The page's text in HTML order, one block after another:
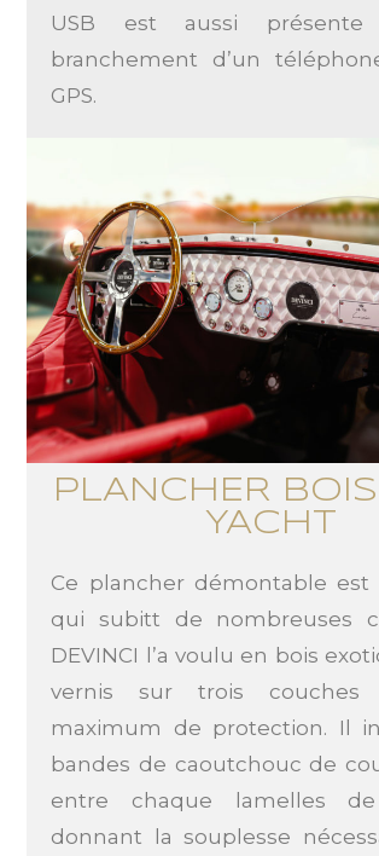
USB est aussi
branchement d’un
GPS.
PLANCHER
YACHt
Ce plancher démontable est
qui subitt de nombreuses
DEVINCI l’a voulu en bois
vernis sur trois
maximum de protection. Il
bandes de caoutchouc de
entre chaque lamelles
donnant la souplesse